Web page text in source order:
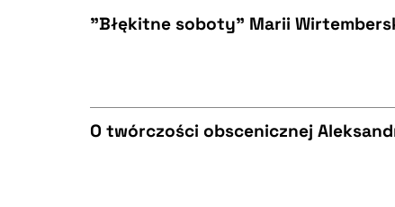
"Błękitne soboty" Marii
O twórczości obscenicznej